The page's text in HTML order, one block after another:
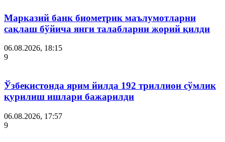
Марказий банк биометрик маълумотларни
сақлаш бўйича янги талабларни жорий қилди
06.08.2026, 18:15
9
Ўзбекистонда ярим йилда 192 триллион сўмлик
қурилиш ишлари бажарилди
06.08.2026, 17:57
9